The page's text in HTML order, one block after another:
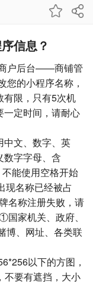
信息？
户后台——商铺管
的小程序名称，
有限，只有5次机
一定时间，请耐心
文、数字、英
数字字母、含
能使用空格开始
现名称已经被占
名称注册失败，请
家机关、政府、
博、网址、各类联
以下的方图，
不要有遮挡，大小